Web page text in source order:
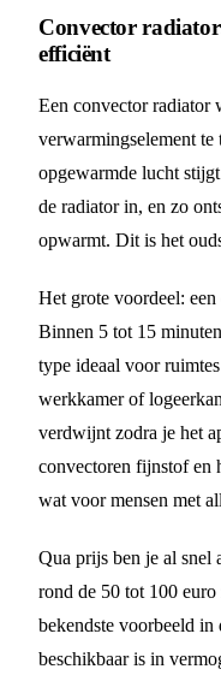
Convector
efficiënt
Een convector radiator
verwarmingselement
opgewarmde lucht
de radiator in, en zo
opwarmt. Dit is het
Het grote voordeel:
Binnen 5 tot 15
type ideaal voor
werkkamer of
verdwijnt zodra je het
convectoren fijnstof en
wat voor mensen met
Qua prijs ben je al snel
rond de 50 tot 100
bekendste voorbeeld in
beschikbaar is in